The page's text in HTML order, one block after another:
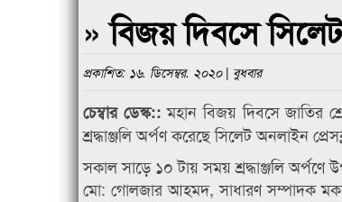
ক্রীড়া প্রতিযোগিতার পুরস্কার বিতরণ সম্পন্ন
সিলেটে
» বিজয় দিবসে সিলেট
প্রকাশিত: ১৬. ডিসেম্বর. ২০২০ | বুধবার
চেম্বার ডেস্ক::মহান বিজয় দিবসে জাতির
শ্রদ্ধাঞ্জলি অর্পণ করেছে সিলেট অনলাইন
সকাল সাড়ে ১০ টায় সময় শ্রদ্ধাঞ্জলি অর্পণে
মো: গোলজার আহমদ, সাধারণ সম্পাদক